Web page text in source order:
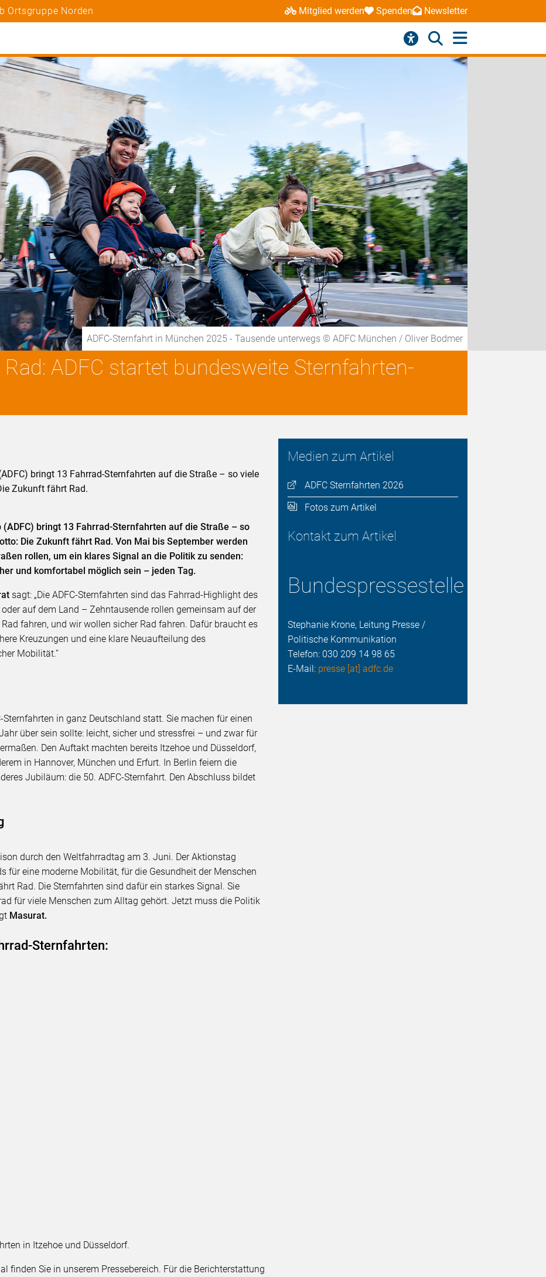
Ortsgruppe Norden Mitglied werden Spenden Newsletter
ADFC-Sternfahrt in München 2025 - Tausende unterwegs © ADFC München / Oliver Bodmer
ADFC startet bundesweite Sternfahrten-
Medien zum Artikel
ADFC Sternfahrten 2026
Fotos zum Artikel
Kontakt zum Artikel
Bundespressestelle
Stephanie Krone, Leitung Presse /
Politische Kommunikation
Telefon: 030 209 14 98 65
E-Mail: presse [at] adfc.de
bringt 13 Fahrrad-Sternfahrten auf die Straße – so viele
Zukunft fährt Rad.
bringt 13 Fahrrad-Sternfahrten auf die Straße – so
Die Zukunft fährt Rad. Von Mai bis September werden
rollen, um ein klares Signal an die Politik zu senden:
und komfortabel möglich sein – jeden Tag.
sagt: „Die ADFC-Sternfahrten sind das Fahrrad-Highlight des
auf dem Land – Zehntausende rollen gemeinsam auf der
fahren, und wir wollen sicher Rad fahren. Dafür braucht es
Kreuzungen und eine klare Neuaufteilung des
Mobilität.“
in ganz Deutschland statt. Sie machen für einen
über sein sollte: leicht, sicher und stressfrei – und zwar für
Den Auftakt machten bereits Itzehoe und Düsseldorf,
in Hannover, München und Erfurt. In Berlin feiern die
Jubiläum: die 50. ADFC-Sternfahrt. Den Abschluss bildet
durch den Weltfahrradtag am 3. Juni. Der Aktionstag
für eine moderne Mobilität, für die Gesundheit der Menschen
Rad. Die Sternfahrten sind dafür ein starkes Signal. Sie
für viele Menschen zum Alltag gehört. Jetzt muss die Politik
Masurat.
Sternfahrten:
in Itzehoe und Düsseldorf.
finden Sie in unserem Pressebereich. Für die Berichterstattung